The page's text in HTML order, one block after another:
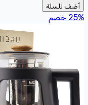
أضف للسلة
25% خصم